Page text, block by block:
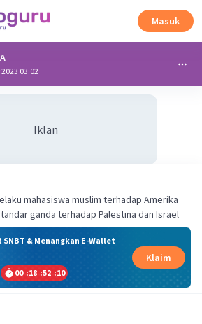
Masuk
03:02
Iklan
mahasiswa muslim terhadap Amerika
ganda terhadap Palestina dan Israel
& Menangkan E-Wallet
00 :18 :52 :09
Klaim